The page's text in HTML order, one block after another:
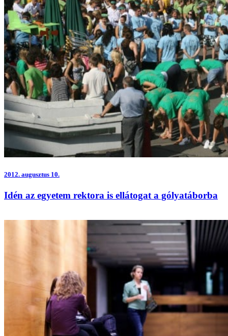
2012. augusztus 10.
Idén az egyetem rektora is ellátogat a gólyatáborba